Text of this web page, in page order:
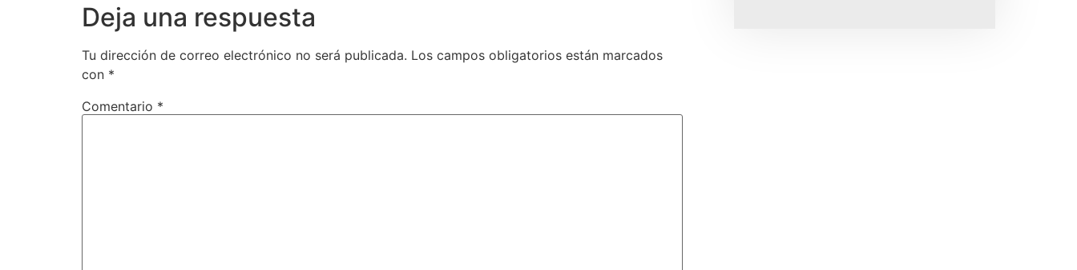
Deja una respuesta
Tu dirección de correo electrónico no será publicada. Los campos obligatorios están marcados
con *
Comentario *